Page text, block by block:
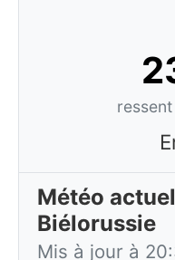
Météo
Biélorussie
Mis à jour à